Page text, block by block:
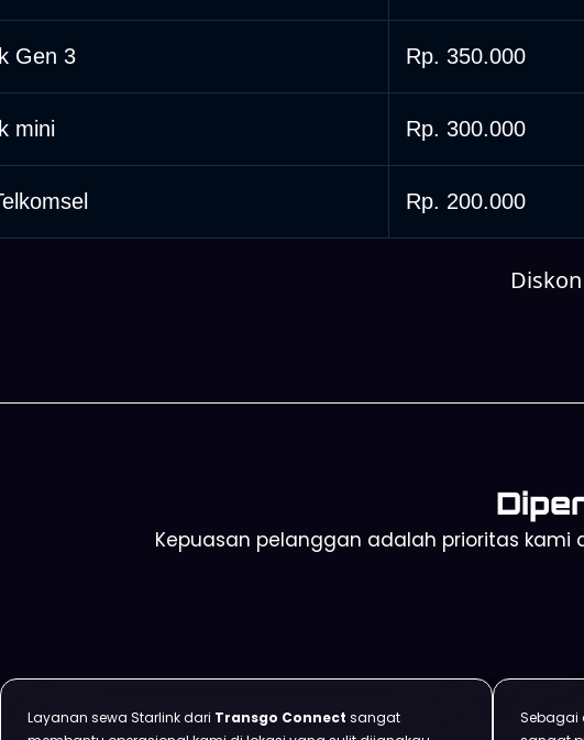
Gen 3 Rp. 350.000
mini Rp. 300.000
Rp. 200.000
Kepuasan pelanggan adalah prioritas
Layanan sewa Starlink dari Transgo Connect sangat
Sebagai